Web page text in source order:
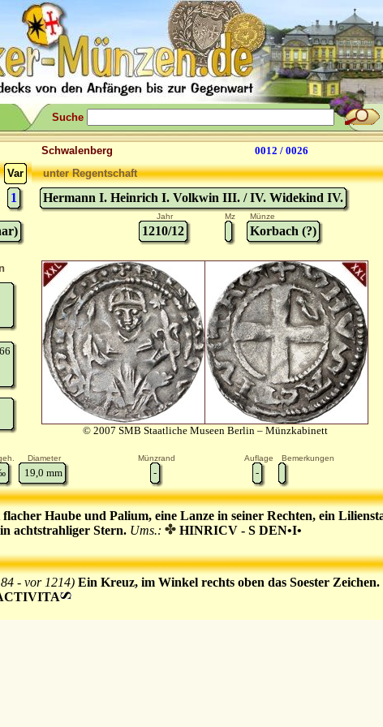
Suche
Schwalenberg
0012 / 0026
Var
1
unter Regentschaft
Hermann I. Heinrich I. Volkwin III. / IV. Widekind IV.
Jahr Mz Münze
1210/12 Korbach (?)
© 2007 SMB Staatliche Museen Berlin – Münzkabinett
Diameter Münzrand Auflage Bemerkungen
19,0 mm - -
Haube und Palium, eine Lanze in seiner Rechten, ein
achtstrahliger Stern. Ums.: HINRICV - S DEN•I•
- vor 1214) Ein Kreuz, im Winkel rechts oben das Soester Zeichen.